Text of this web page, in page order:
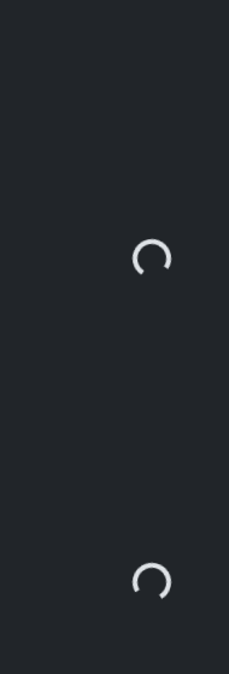
Loading...